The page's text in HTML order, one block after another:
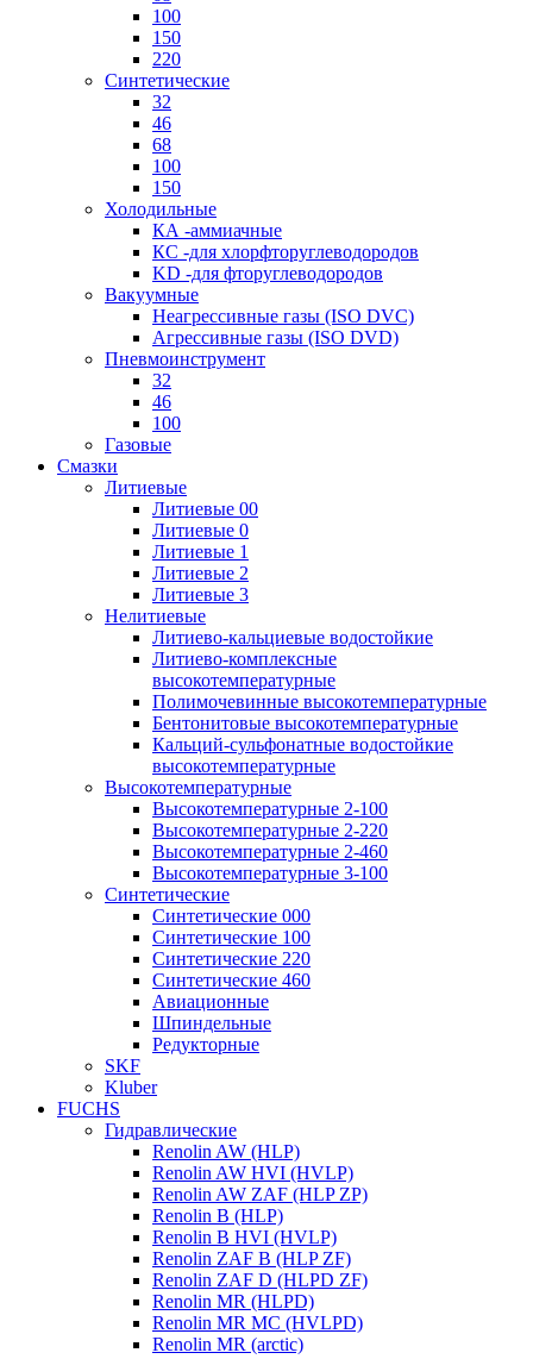
100
150
220
Синтетические
32
46
68
100
150
Холодильные
КА -аммиачные
КС -для хлорфторуглеводородов
KD -для фторуглеводородов
Вакуумные
Неагрессивные газы (ISO DVC)
Агрессивные газы (ISO DVD)
Пневмоинструмент
32
46
100
Газовые
Смазки
Литиевые
Литиевые 00
Литиевые 0
Литиевые 1
Литиевые 2
Литиевые 3
Нелитиевые
Литиево-кальциевые водостойкие
Литиево-комплексные
высокотемпературные
Полимочевинные высокотемпературные
Бентонитовые высокотемпературные
Кальций-сульфонатные водостойкие
высокотемпературные
Высокотемпературные
Высокотемпературные 2-100
Высокотемпературные 2-220
Высокотемпературные 2-460
Высокотемпературные 3-100
Синтетические
Синтетические 000
Синтетические 100
Синтетические 220
Синтетические 460
Авиационные
Шпиндельные
Редукторные
SKF
Kluber
FUCHS
Гидравлические
Renolin AW (HLP)
Renolin AW HVI (HVLP)
Renolin AW ZAF (HLP ZP)
Renolin B (HLP)
Renolin B HVI (HVLP)
Renolin ZAF B (HLP ZF)
Renolin ZAF D (HLPD ZF)
Renolin MR (HLPD)
Renolin MR MC (HVLPD)
Renolin MR (arctic)